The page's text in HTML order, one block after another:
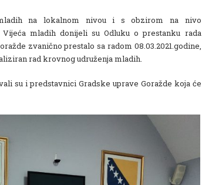
na lokalnom nivou i s obzirom na nivo
mladih donijeli su Odluku o prestanku rada
zvanično prestalo sa radom 08.03.2021.godine,
rad krovnog udruženja mladih.
su i predstavnici Gradske uprave Goražde koja će